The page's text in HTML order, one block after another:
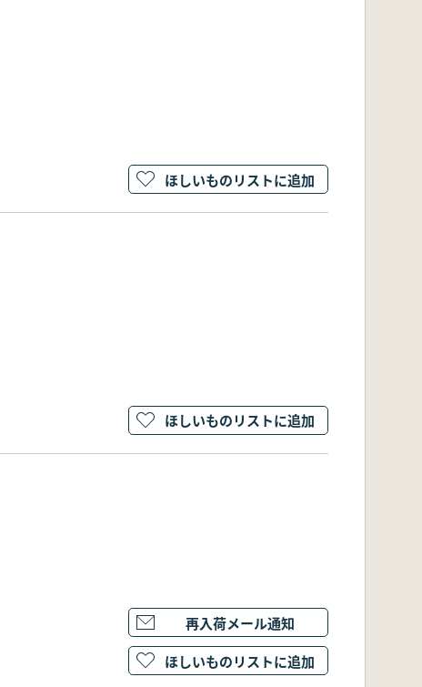
ほしいものリストに追加
ほしいものリストに追加
再入荷メール通知
ほしいものリストに追加